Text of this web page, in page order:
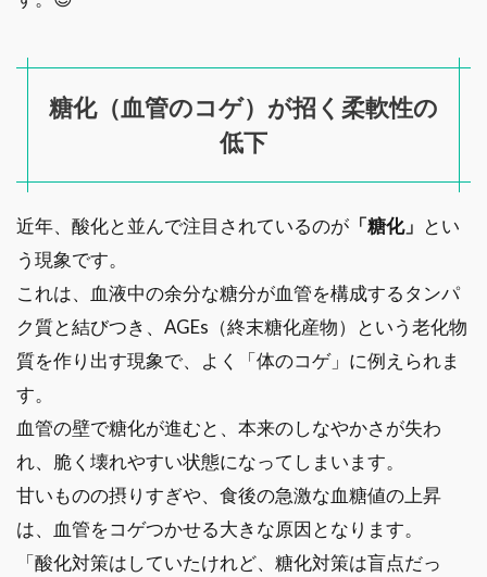
糖化（血管のコゲ）が招く柔軟性の
低下
近年、酸化と並んで注目されているのが 「糖化」 とい
う現象です。
これは、血液中の余分な糖分が血管を構成するタンパ
ク質と結びつき、AGEs（終末糖化産物）という老化物
質を作り出す現象で、よく「体のコゲ」に例えられま
す。
血管の壁で糖化が進むと、本来のしなやかさが失わ
れ、脆く壊れやすい状態になってしまいます。
甘いものの摂りすぎや、食後の急激な血糖値の上昇
は、血管をコゲつかせる大きな原因となります。
「酸化対策はしていたけれど、糖化対策は盲点だっ